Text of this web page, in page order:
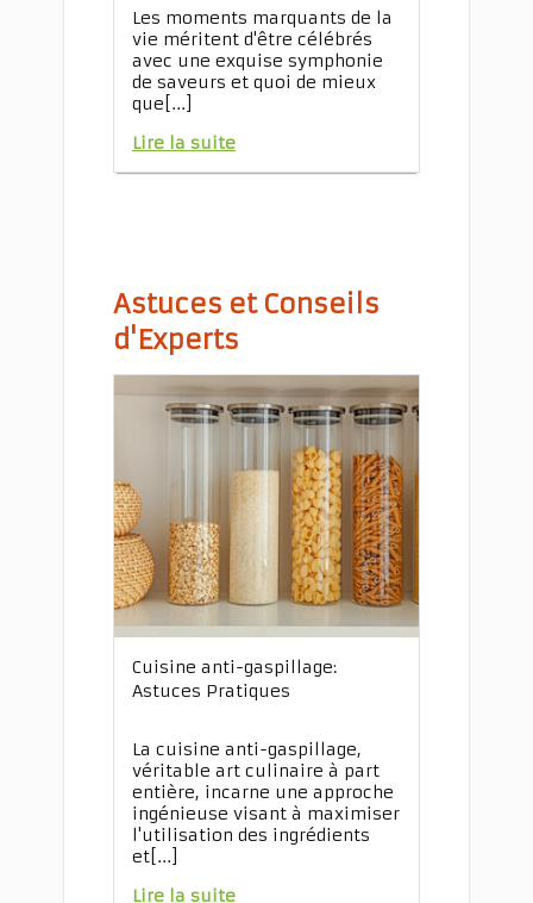
Les moments marquants de la
vie méritent d'être célébrés
avec une exquise symphonie
de saveurs et quoi de mieux
que[...]
Lire la suite
Astuces et Conseils
d'Experts
Cuisine anti-gaspillage:
Astuces Pratiques
La cuisine anti-gaspillage,
véritable art culinaire à part
entière, incarne une approche
ingénieuse visant à maximiser
l'utilisation des ingrédients
et[...]
Lire la suite